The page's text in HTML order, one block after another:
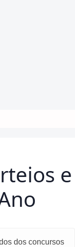
e
dos concursos